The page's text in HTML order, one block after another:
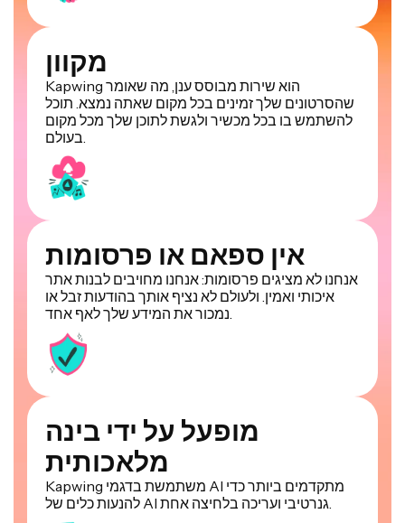
מקוון
Kapwing הוא שירות מבוסס ענן, מה שאומר
שהסרטונים שלך זמינים בכל מקום שאתה נמצא. תוכל
להשתמש בו בכל מכשיר ולגשת לתוכן שלך מכל מקום
אין ספאם או פרסומות
אנחנו לא מציגים פרסומות: אנחנו מחויבים לבנות אתר
איכותי ואמין. ולעולם לא נציף אותך בהודעות זבל או
מופעל על ידי בינה
מלאכותית
Kapwing משתמשת בדגמי AI מתקדמים ביותר כדי